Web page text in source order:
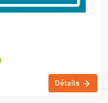
Détails